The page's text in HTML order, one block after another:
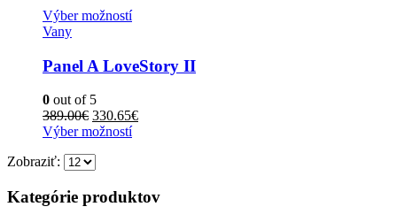
Výber možnostíTento
viacero
variantov.
si
môžete
vybrať
produktu.
Vany
Panel A LoveStory II
0 out of 5
389.00€ Pôvodná
cena
389.00€.
330.65€Aktuálna
Výber možnostíTento
variantov.
Zobraziť:
Kategórie produktov